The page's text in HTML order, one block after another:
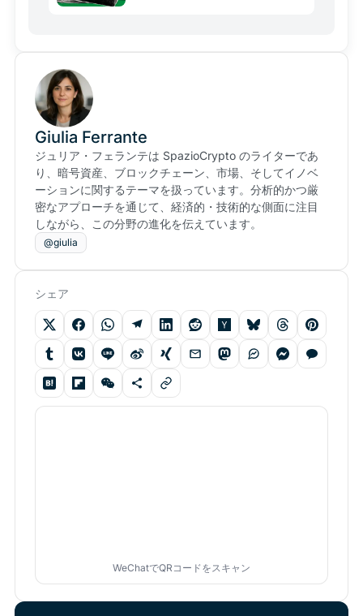
Giulia Ferrante
ジュリア・フェランテは SpazioCrypto のライターであ
り、暗号資産、ブロックチェーン、市場、そしてイノベ
ーションに関するテーマを扱っています。分析的かつ厳
密なアプローチを通じて、経済的・技術的な側面に注目
しながら、この分野の進化を伝えています。
@giulia
シェア
WeChatでQRコードをスキャン